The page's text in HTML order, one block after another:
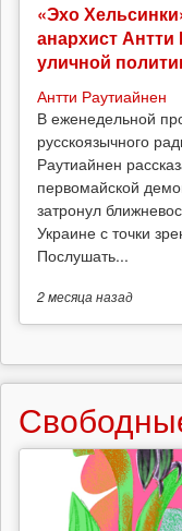
«Эхо
анархист
уличной
Антти Раутиайнен
В еженедельной
русскоязычного
Раутиайнен
первомайской
затронул
Украине с точки
Послушать...
2 месяцаназад